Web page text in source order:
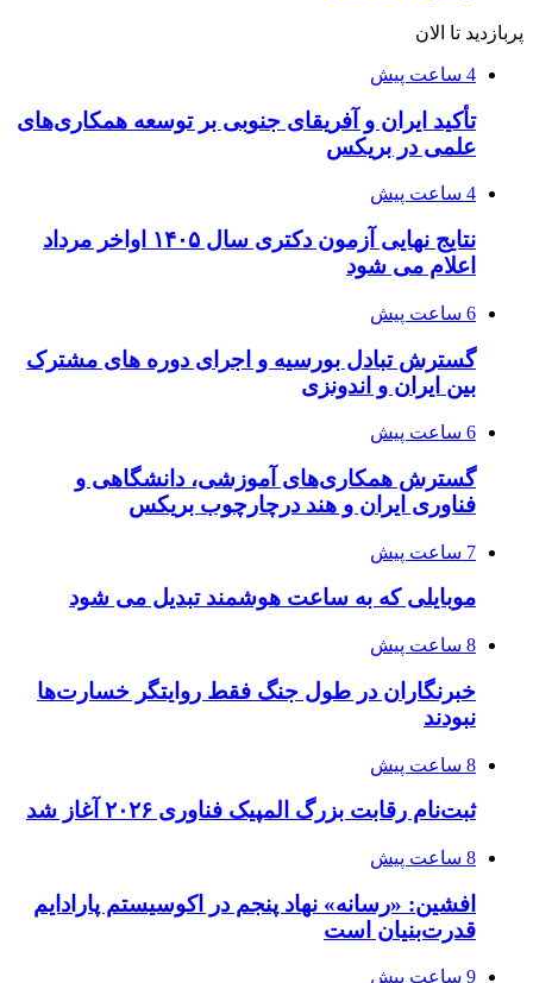
پربازدید تا الان
4 ساعت پیش
تأکید ایران و آفریقای جنوبی بر توسعه همکاری‌های
علمی در بریکس
4 ساعت پیش
نتایج نهایی آزمون دکتری سال ۱۴۰۵ اواخر مرداد
اعلام می شود
6 ساعت پیش
گسترش تبادل بورسیه و اجرای دوره های مشترک
بین ایران و اندونزی
6 ساعت پیش
گسترش همکاری‌های آموزشی، دانشگاهی و
فناوری ایران و هند درچارچوب بریکس
7 ساعت پیش
موبایلی که به ساعت هوشمند تبدیل می شود
8 ساعت پیش
خبرنگاران در طول جنگ فقط روایتگر خسارت‌ها
نبودند
8 ساعت پیش
ثبت‌نام رقابت بزرگ المپیک فناوری ۲۰۲۶ آغاز شد
8 ساعت پیش
افشین: «رسانه» نهاد پنجم در اکوسیستم پارادایم
قدرت‌بنیان است
9 ساعت پیش